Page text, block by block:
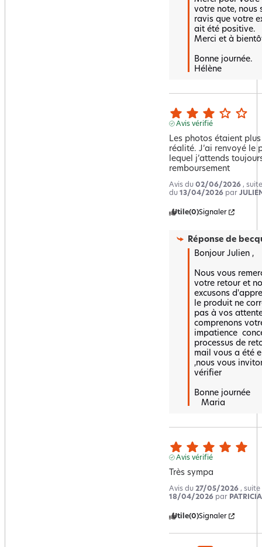
votre note, nous
ravis que votre
ait été positive.
Merci et à
Bonne journée.
Hélène
Avis vérifié
Les photos étaient
réalité. J’ai renvoyé le
lequel j’attends
remboursement
Avis du 02/06/2026 ,
du 13/04/2026 par
Utile(0)Signaler
Réponse de
Bonjour Julien ,
Nous vous
votre retour et
excusons
le produit ne
pas à vos
comprenons
impatience
processus de
mail vous a été
,nous vous
vérifier
Bonne journée
   Maria
Avis vérifié
Très sympa
Avis du 27/05/2026 , suite
18/04/2026 par
Utile(0)Signaler